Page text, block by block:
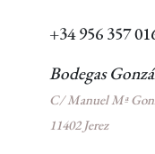
+34 956 357
Bodegas
C/ Manuel Mª
11402 Jerez